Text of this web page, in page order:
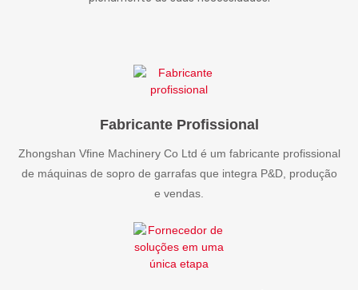
Fabricante Profissional
Zhongshan Vfine Machinery Co Ltd é um fabricante profissional
de máquinas de sopro de garrafas que integra P&D, produção
e vendas.